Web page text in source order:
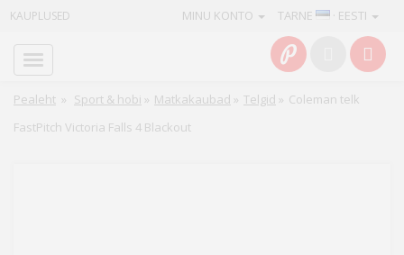
KAUPLUSED TARNE · EESTI
MINU KONTO
Pealeht » Sport & hobi » Matkakaubad » Telgid » Coleman telk
FastPitch Victoria Falls 4 Blackout
Info
Teenused